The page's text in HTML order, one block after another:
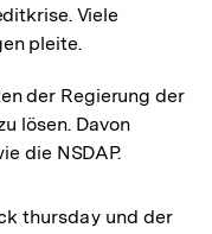
Viele
pleite.
der Regierung der
lösen. Davon
die NSDAP.
thursday und der